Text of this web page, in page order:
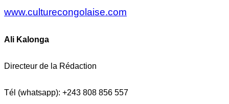
www.culturecongolaise.com
Ali Kalonga
Directeur de la Rédaction
Tél (whatsapp): +243 808 856 557